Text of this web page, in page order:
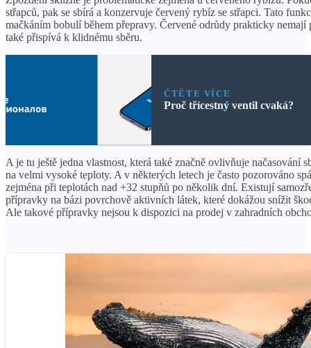
střapců, pak se sbírá a konzervuje červený rybíz se střapci. Tato
mačkáním bobulí během přepravy. Červené odrůdy prakticky
také přispívá k klidnému sběru.
ČTĚTE VÍCE
Proč třícestný ventil cvaká?
A je tu ještě jedna vlastnost, která také značně ovlivňuje načasování
na velmi vysoké teploty. A v některých letech je často pozorováno
zejména při teplotách nad +32 stupňů po několik dní. Existují
přípravky na bázi povrchově aktivních látek, které dokážou snížit
Ale takové přípravky nejsou k dispozici na prodej v zahradních